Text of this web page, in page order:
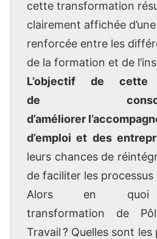
cette transformation
clairement affichée
renforcée entre les
de la formation et de
L’objectif de
de
d’améliorer
d’emploi et des
leurs chances de
de faciliter les
Alors en quoi
transformation de
Travail ? Quelles sont